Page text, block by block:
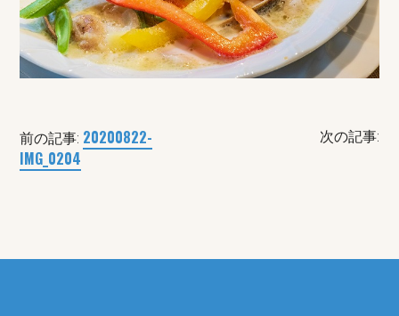
前の記事: 20200822-
IMG_0204
次の記事: